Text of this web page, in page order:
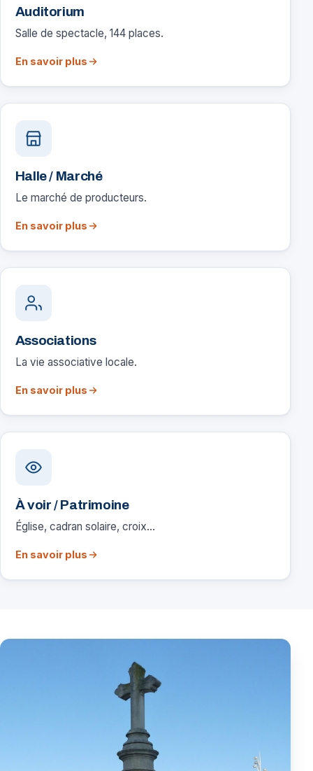
Auditorium
Salle de spectacle, 144 places.
En savoir plus
Halle / Marché
Le marché de producteurs.
En savoir plus
Associations
La vie associative locale.
En savoir plus
À voir / Patrimoine
Église, cadran solaire, croix…
En savoir plus